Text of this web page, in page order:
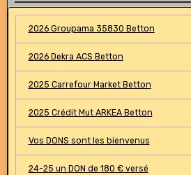
2026 Groupama 35830 Betton
2026 Dekra ACS Betton
2025 Carrefour Market Betton
2025 Crédit Mut ARKEA Betton
Vos DONS sont les bienvenus
24-25 un DON de 180 € versé